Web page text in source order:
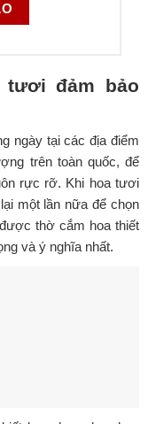
tươi đảm bảo
ngày tại các địa điểm
trên toàn quốc, để
rực rỡ. Khi hoa tươi
một lần nữa để chọn
thờ cắm hoa thiết
và ý nghĩa nhất.